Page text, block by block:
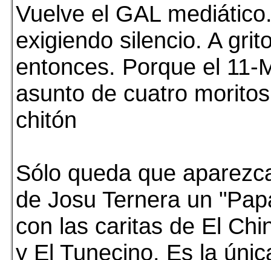
Vuelve el GAL
exigiendo silencio. A
entonces. Porque el 11-
asunto de cuatro
chitón
Sólo queda que
de Josu Ternera un
con las caritas de El
y El Tunecino. Es la